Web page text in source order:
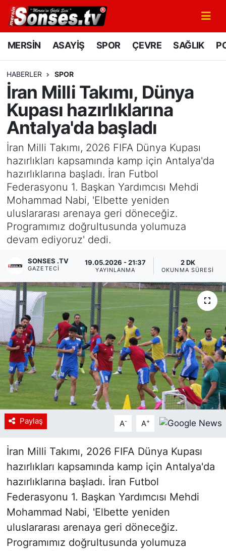
MERSİN ASAYİŞ SPOR ÇEVRE SAĞLIK
HABERLER SPOR
İran Milli Takımı, Dünya
Kupası hazırlıklarına
Antalya'da başladı
İran Milli Takımı, 2026 FIFA Dünya Kupası
hazırlıkları kapsamında kamp için Antalya'da
hazırlıklarına başladı. İran Futbol
Federasyonu 1. Başkan Yardımcısı Mehdi
Mohammad Nabi, 'Elbette yeniden
uluslararası arenaya geri döneceğiz.
Programımız doğrultusunda yolumuza
devam ediyoruz' dedi.
SONSES .TV
GAZETECI
19.05.2026 - 21:37
YAYINLANMA
2 DK
OKUNMA SÜRESI
Paylaş A- A+
İran Milli Takımı, 2026 FIFA Dünya Kupası
hazırlıkları kapsamında kamp için Antalya'da
hazırlıklarına başladı. İran Futbol
Federasyonu 1. Başkan Yardımcısı Mehdi
Mohammad Nabi, 'Elbette yeniden
uluslararası arenaya geri döneceğiz.
Programımız doğrultusunda yolumuza
MERSİN
SPOR
GÜNÜN MANŞETİ
DÜNYA
KÜLTÜR - SANAT
MAGAZİN
SAĞLIK
Siyaset
YEREL HABER
Haberde insan
Tanıtım
Mersin Nöbetçi Eczaneler
Mersin Namaz Vakitleri
Mersin Trafik Yoğunluk Haritası
Süper Lig Puan Durumu ve Fikstür
Tüm Manşetler
Son Dakika Haberleri
Haber Arşivi